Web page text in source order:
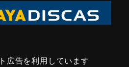
広告を利用しています